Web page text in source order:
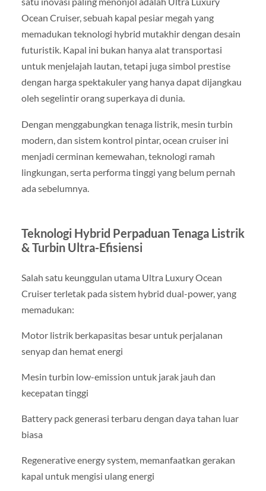
Ocean Cruiser, sebuah kapal pesiar megah yang
memadukan teknologi hybrid mutakhir dengan desain
futuristik. Kapal ini bukan hanya alat transportasi
untuk menjelajah lautan, tetapi juga simbol prestise
dengan harga spektakuler yang hanya dapat dijangkau
oleh segelintir orang superkaya di dunia.
Dengan menggabungkan tenaga listrik, mesin turbin
modern, dan sistem kontrol pintar, ocean cruiser ini
menjadi cerminan kemewahan, teknologi ramah
lingkungan, serta performa tinggi yang belum pernah
ada sebelumnya.
Teknologi Hybrid Perpaduan Tenaga Listrik
& Turbin Ultra-Efisiensi
Salah satu keunggulan utama Ultra Luxury Ocean
Cruiser terletak pada sistem hybrid dual-power, yang
memadukan:
Motor listrik berkapasitas besar untuk perjalanan
senyap dan hemat energi
Mesin turbin low-emission untuk jarak jauh dan
kecepatan tinggi
Battery pack generasi terbaru dengan daya tahan luar
biasa
Regenerative energy system, memanfaatkan gerakan
kapal untuk mengisi ulang energi